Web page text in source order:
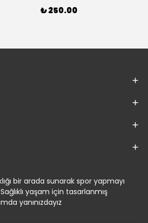
₺ 250.00
bir arada sunarak spor yapmayı
yaşam için tasarlanmış
yanınızdayız